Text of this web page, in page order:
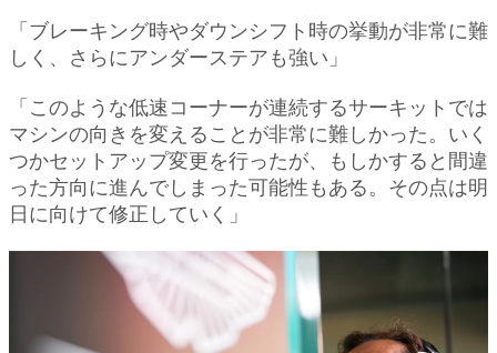
「ブレーキング時やダウンシフト時の挙動が非常に難
しく、さらにアンダーステアも強い」
「このような低速コーナーが連続するサーキットでは
マシンの向きを変えることが非常に難しかった。いく
つかセットアップ変更を行ったが、もしかすると間違
った方向に進んでしまった可能性もある。その点は明
日に向けて修正していく」